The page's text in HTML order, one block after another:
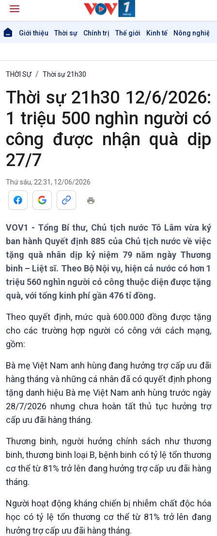
Giới thiệu Thời sự Chính trị Thế giới Kinh tế Nông nghiệp
Thời sự 6h
Thời sự 12h
Thời sự 18h
Thời sự 21h30
Bản tin
Chuyên mục
Theo dòng Thời sự
Tin Chính trị
Chính phủ với người dân
Quốc hội với cử tri
Xây dựng đảng
Nhận diện sự thật
Pháp luật và đời sống
Vấn đề quốc tế
Hồ sơ sự kiện quốc tế
bền
THỜI SỰ Thời sự 21h30
Thời sự 21h30 12/6/2026:
1 triệu 500 nghìn người có
công được nhận quà dịp
27/7
Thứ sáu, 22:31, 12/06/2026
VOV1 - Tổng Bí thư, Chủ tịch nước Tô Lâm vừa ký
ban hành Quyết định 885 của Chủ tịch nước về việc
tặng quà nhân dịp kỷ niệm 79 năm ngày Thương
binh – Liệt sĩ. Theo Bộ Nội vụ, hiện cả nước có hơn 1
triệu 560 nghìn người có công thuộc diện được tặng
quà, với tổng kinh phí gần 476 tỉ đồng.
Theo quyết định, mức quà 600.000 đồng được tặng
cho các trường hợp người có công với cách mạng,
gồm:
Bà mẹ Việt Nam anh hùng đang hưởng trợ cấp ưu đãi
hàng tháng và những cá nhân đã có quyết định phong
tặng danh hiệu Bà mẹ Việt Nam anh hùng trước ngày
28/7/2026 nhưng chưa hoàn tất thủ tục hưởng trợ
cấp ưu đãi hàng tháng.
Thương binh, người hưởng chính sách như thương
binh, thương binh loại B, bệnh binh có tỷ lệ tổn thương
cơ thể từ 81% trở lên đang hưởng trợ cấp ưu đãi hàng
tháng.
Người hoạt động kháng chiến bị nhiễm chất độc hóa
học có tỷ lệ tổn thương cơ thể từ 81% trở lên đang
hưởng trợ cấp ưu đãi hàng tháng.